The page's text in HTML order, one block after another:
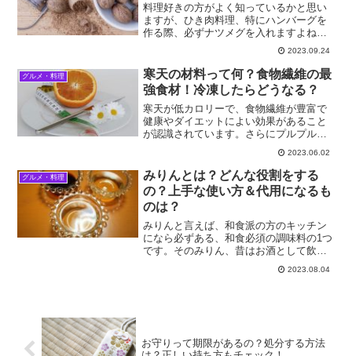
料理好きの方がよく知っているかと思い
ますが、ひき肉料理、特にハンバーグを
作る際、必ずナツメグを入れますよね、
ナツメグを加えることで、より本格的な
味わいになるからです。そんなナツメグ
ですが、香辛料としての使い方以外に、
漢方薬としても使われてい...
2023.09.24
グルメ・料理
寒天の材料って何？食物繊維の最
強食材！冷凍したらどうなる？
寒天が低カロリーで、食物繊維が豊富で
健康やダイエットによい効果があること
が認識されています。さらにプルプルと
した食感、さっぱりした口当たり、普段
の食事やスイーツの一品としても人気で
す。今回は、 寒天はどんな食材？カロリ
ーや種類は？ 食物繊維...
2023.06.02
グルメ・料理
みりんとは？どんな役割をする
の？上手な使い方＆代用になるも
のは？
みりんと言えば、和食派の方のキッチン
になら必ずある、和食必須の調味料の1つ
です。そのみりん、昔はお酒として飲ま
れていたのをご存知でしたか？今回は、
みりんのいろいろについて、みりんをよ
2023.08.04
お守りって期限があるの？処分する方法